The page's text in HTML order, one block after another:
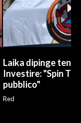
Laika dipinge
Investire: "Spin
pubblico"
Red